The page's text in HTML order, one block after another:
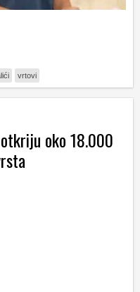
vrtovi
oko 18.000